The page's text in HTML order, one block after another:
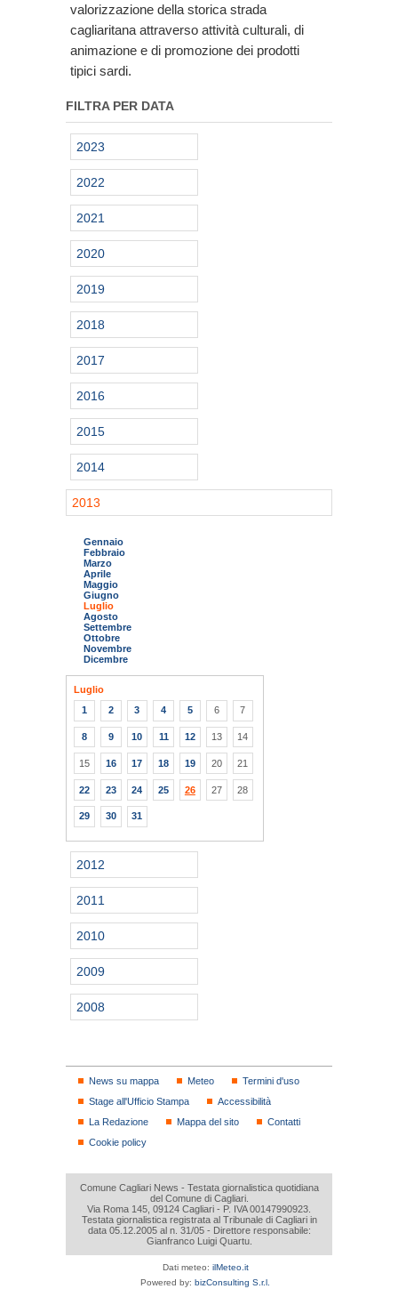
valorizzazione della storica strada
cagliaritana attraverso attività culturali, di
animazione e di promozione dei prodotti
tipici sardi.
FILTRA PER DATA
2023
2022
2021
2020
2019
2018
2017
2016
2015
2014
2013
Gennaio
Febbraio
Marzo
Aprile
Maggio
Giugno
Luglio
Agosto
Settembre
Ottobre
Novembre
Dicembre
Luglio
1
2 3 4 5 6 7
8 9 10 11 12 13 14
15 16 17 18 19 20 21
22 23 24 25 26 27 28
29 30 31
2012
2011
2010
2009
2008
News su mappa Meteo
Termini d'uso
Stage all'Ufficio Stampa
Accessibilità
La Redazione
Mappa del sito
Contatti
Cookie policy
Comune Cagliari News - Testata giornalistica quotidiana
del Comune di Cagliari.
Via Roma 145, 09124 Cagliari - P. IVA 00147990923.
Testata giornalistica registrata al Tribunale di Cagliari in
data 05.12.2005 al n. 31/05 - Direttore responsabile:
Gianfranco Luigi Quartu.
Dati meteo: ilMeteo.it
Powered by: bizConsulting S.r.l.